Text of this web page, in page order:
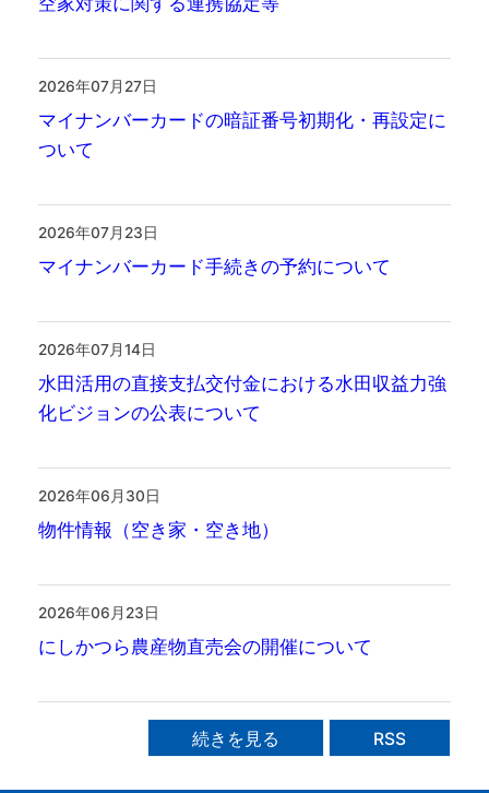
2026年07月27日
マイナンバーカードの暗証番号初期化・再設定に
ついて
2026年07月23日
マイナンバーカード手続きの予約について
2026年07月14日
水田活用の直接支払交付金における水田収益力強
化ビジョンの公表について
2026年06月30日
物件情報（空き家・空き地）
2026年06月23日
にしかつら農産物直売会の開催について
続きを見る RSS